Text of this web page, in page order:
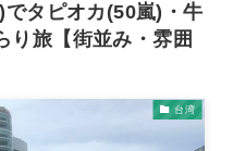
タピオカ(50嵐)・牛
り旅【街並み・雰囲
台湾